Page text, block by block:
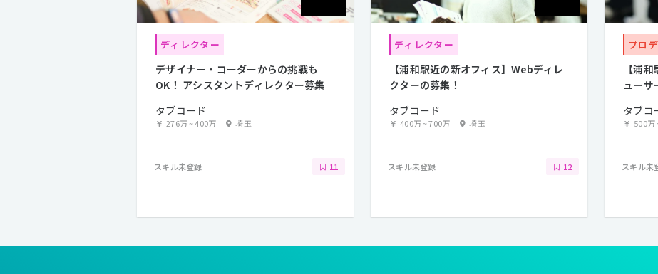
ディレクター
デザイナー・コーダーからの挑戦も
OK！ アシスタントディレクター募集
タブコード
276万~400万 埼玉
スキル未登録 11
ディレクター
【浦和駅近の新オフィス】Webディレ
クターの募集！
タブコード
400万~700万 埼玉
スキル未登録 12
プロ
【浦
ューサ
タブコ
500万
スキル未